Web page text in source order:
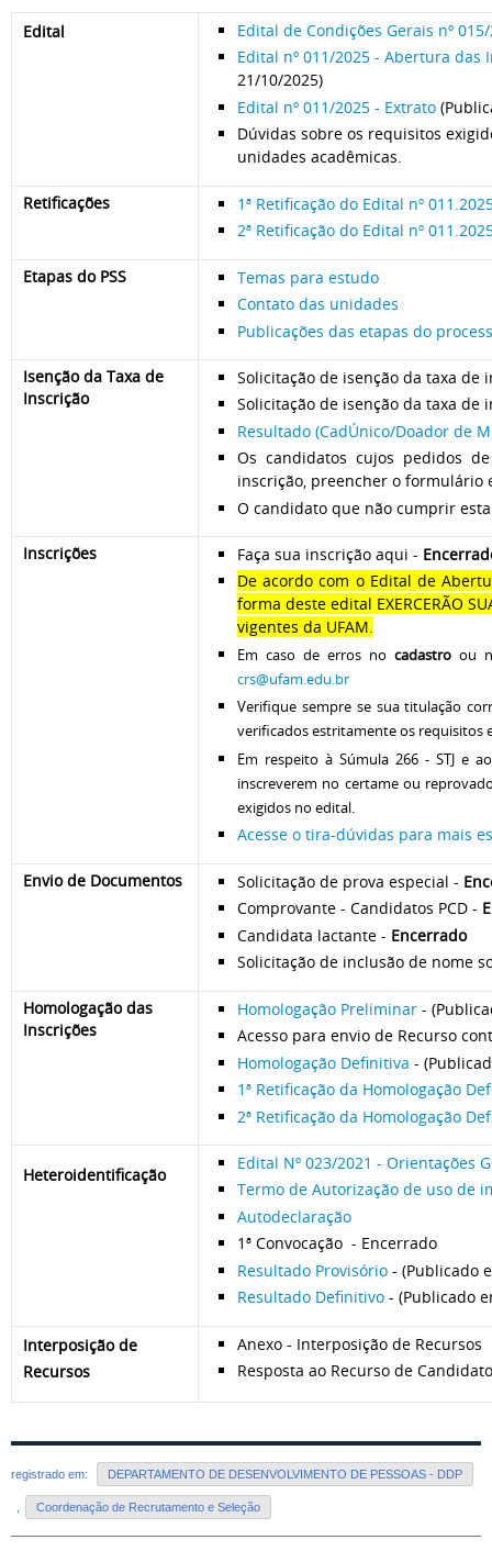
Edital
Edital de Condições Gerais nº
Edital nº 011/2025 - Abertura das
21/10/2025)
Edital nº 011/2025 - Extrato
Dúvidas sobre os requisitos
unidades acadêmicas.
Retificações
1ª Retificação do Edital nº
2ª Retificação do Edital nº
Etapas do PSS
Temas para estudo
Contato das unidades
Publicações das etapas do
Isenção da Taxa de
Inscrição
Solicitação de isenção da taxa de
Solicitação de isenção da taxa de
Resultado (CadÚnico/Doador de
Os candidatos cujos pedidos
inscrição, preencher o formulário
O candidato que não cumprir
Inscrições Faça sua inscrição aqui -
De acordo com o Edital de
forma deste edital EXERCERÃO
vigentes da UFAM.
Em caso de erros no cadastro ou
crs@ufam.edu.br
Verifique sempre se sua titulação
verificados estritamente os requisitos
Em respeito à Súmula 266 - STJ e
inscreverem no certame ou
exigidos no edital.
Acesse o tira-dúvidas para mais
Envio de Documentos Solicitação de prova especial -
Comprovante - Candidatos PCD -
Candidata lactante - Encerrado
Solicitação de inclusão de nome
Homologação das
Inscrições
Homologação Preliminar -
Acesso para envio de Recurso
Homologação Definitiva - (
1ª Retificação da Homologação
2ª Retificação da Homologação
Heteroidentificação
Edital Nº 023/2021 - Orientações
Termo de Autorização de uso de
Autodeclaração
1ª Convocação - Encerrado
Resultado Provisório - (Publicado
Resultado Definitivo - (Publicado
Interposição de
Recursos
Anexo - Interposição de Recursos
Resposta ao Recurso de Candidato
registrado em: DEPARTAMENTO DE DESENVOLVIMENTO DE PESSOAS - DDP
Coordenação de Recrutamento e Seleção